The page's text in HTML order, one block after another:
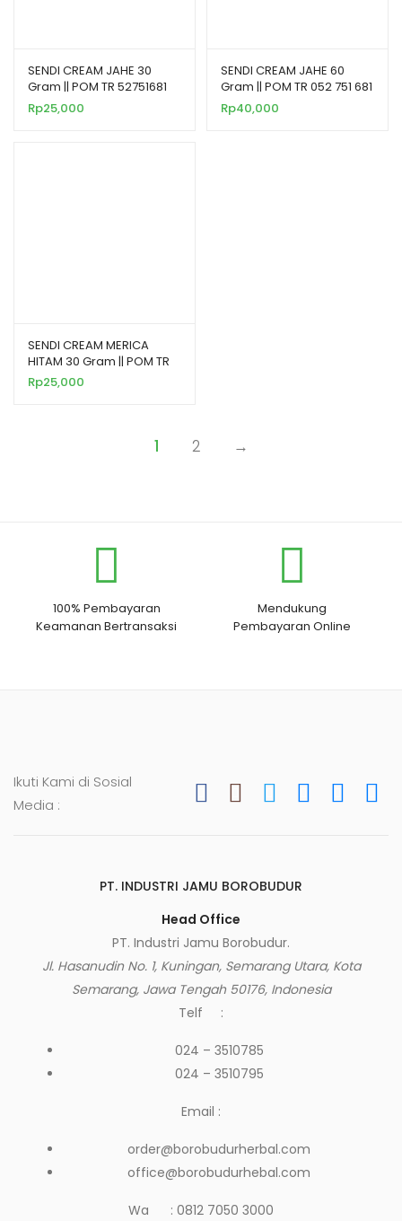
SENDI CREAM JAHE 30
Gram || POM TR 52751681
Rp25,000
SENDI CREAM JAHE 60
Gram || POM TR 052 751 681
Rp40,000
SENDI CREAM MERICA
HITAM 30 Gram || POM TR
52752181
Rp25,000
1 2 →
100% Pembayaran
Keamanan Bertransaksi
Mendukung
Pembayaran Online
Ikuti Kami di Sosial
Media :
PT. INDUSTRI JAMU BOROBUDUR
Head Office
PT. Industri Jamu Borobudur.
Jl. Hasanudin No. 1, Kuningan, Semarang Utara, Kota
Semarang, Jawa Tengah 50176, Indonesia
Telf :
024 – 3510785
024 – 3510795
Email :
order@borobudurherbal.com
office@borobudurhebal.com
Wa : 0812 7050 3000